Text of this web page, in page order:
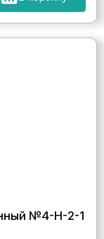
№4-Н-2-1